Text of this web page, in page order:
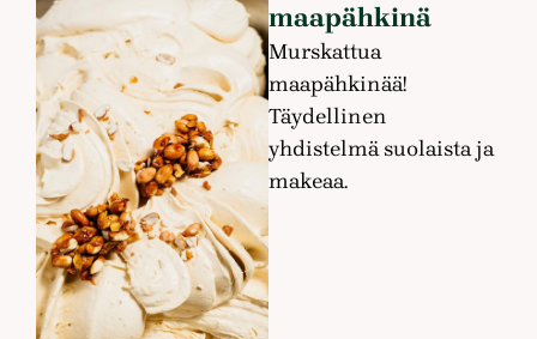
maapähkinä
Murskattua
maapähkinää!
Täydellinen
yhdistelmä suolaista ja
makeaa.